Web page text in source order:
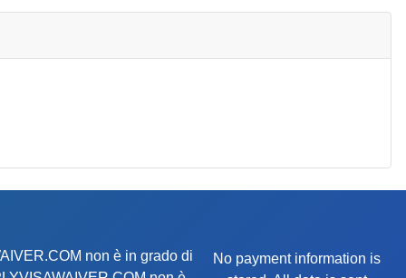
non è in grado di
No payment information is